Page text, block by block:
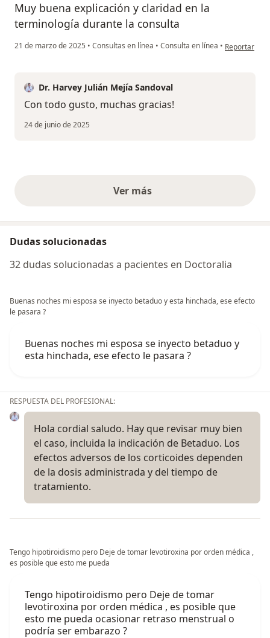
Muy buena explicación y claridad en la
terminología durante la consulta
21 de marzo de 2025 • Consultas en línea • Consulta en línea • en opinión
Reportar
Dr. Harvey Julián Mejía Sandoval
Con todo gusto, muchas gracias!
24 de junio de 2025
Ver másopiniones anteriores
Dudas solucionadas
32 dudas solucionadas a pacientes en Doctoralia
Buenas noches mi esposa se inyecto betaduo y esta hinchada, ese efecto
le pasara ?
Buenas noches mi esposa se inyecto betaduo y
esta hinchada, ese efecto le pasara ?
RESPUESTA DEL PROFESIONAL:
Hola cordial saludo. Hay que revisar muy bien
el caso, incluida la indicación de Betaduo. Los
efectos adversos de los corticoides dependen
de la dosis administrada y del tiempo de
tratamiento.
Tengo hipotiroidismo pero Deje de tomar levotiroxina por orden médica ,
es posible que esto me pueda
Tengo hipotiroidismo pero Deje de tomar
levotiroxina por orden médica , es posible que
esto me pueda ocasionar retraso menstrual o
podría ser embarazo ?